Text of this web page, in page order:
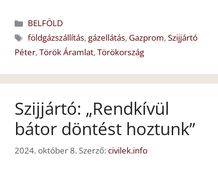
Kategória
BELFÖLD
Címkék
földgázszállítás, gázellátás, Gazprom,Szijjártó
Péter, Török Áramlat, Törökország
Szijjártó: „Rendkívül
bátor döntést hoztunk”
2024. október 8. Szerző: civilek.info